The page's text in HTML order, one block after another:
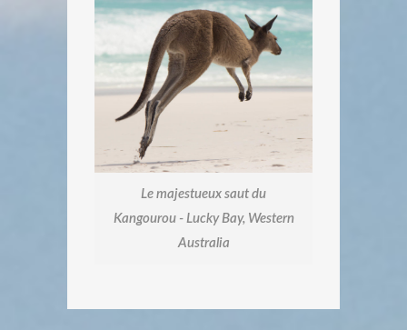
Le majestueux saut du
Kangourou - Lucky Bay, Western
Australia